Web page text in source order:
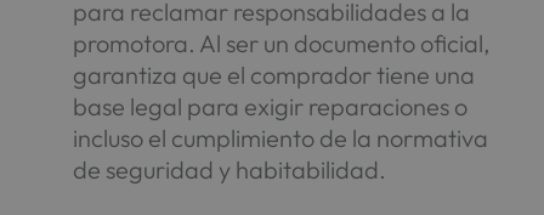
para reclamar responsabilidades a la
promotora. Al ser un documento oficial,
garantiza que el comprador tiene una
base legal para exigir reparaciones o
incluso el cumplimiento de la normativa
de seguridad y habitabilidad.